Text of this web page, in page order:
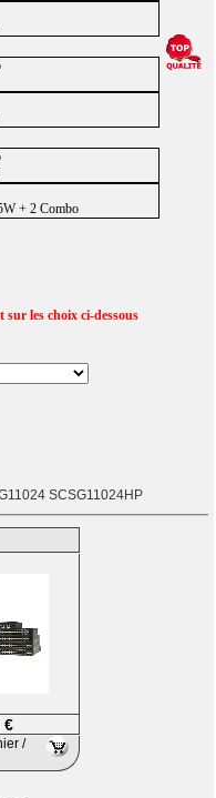
+ 2 Combo
sur les choix ci-dessous
SCSG11024HP
€
/